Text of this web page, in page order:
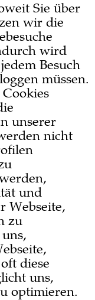
Sie über
wir die
wird
Besuch
müssen.
unserer
nicht
und
Webseite,
zu
diese
uns,
optimieren.